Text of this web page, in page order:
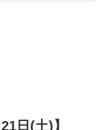
日(土)】